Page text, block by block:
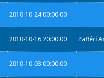
2010-10-24 00:00:00
2010-10-16 20:00:00 Pafféri
2010-10-03 00:00:00